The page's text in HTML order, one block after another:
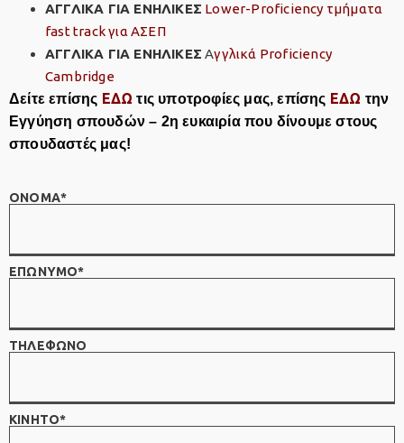
ΑΓΓΛΙΚΑ ΓΙΑ ΕΝΗΛΙΚΕΣ Lower-Proficiency τμήματα
fast track για ΑΣΕΠ
ΑΓΓΛΙΚΑ ΓΙΑ ΕΝΗΛΙΚΕΣ Αγγλικά Proficiency
Cambridge
Δείτε επίσης ΕΔΩ τις υποτροφίες μας, επίσης ΕΔΩ την
Εγγύηση σπουδών – 2η ευκαιρία που δίνουμε στους
σπουδαστές μας!
ΟΝΟΜΑ*
ΕΠΩΝΥΜΟ*
ΤΗΛΕΦΩΝΟ
ΚΙΝΗΤΟ*